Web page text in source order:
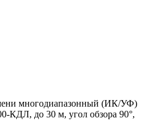
многодиапазонный (ИК/УФ)
КДЛ, до 30 м, угол обзора 90°,